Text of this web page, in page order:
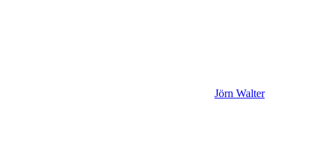
Jörn Walter